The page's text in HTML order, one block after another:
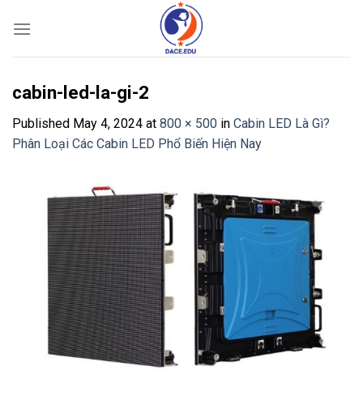
cabin-led-la-gi-2
Published May 4, 2024 at 800 × 500 in Cabin LED Là Gì?
Phân Loại Các Cabin LED Phổ Biến Hiện Nay